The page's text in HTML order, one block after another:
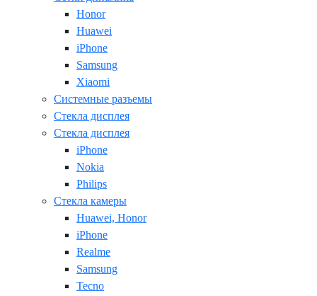
Honor
Huawei
iPhone
Samsung
Xiaomi
Системные разъемы
Стекла дисплея
Стекла дисплея
iPhone
Nokia
Philips
Стекла камеры
Huawei, Honor
iPhone
Realme
Samsung
Tecno